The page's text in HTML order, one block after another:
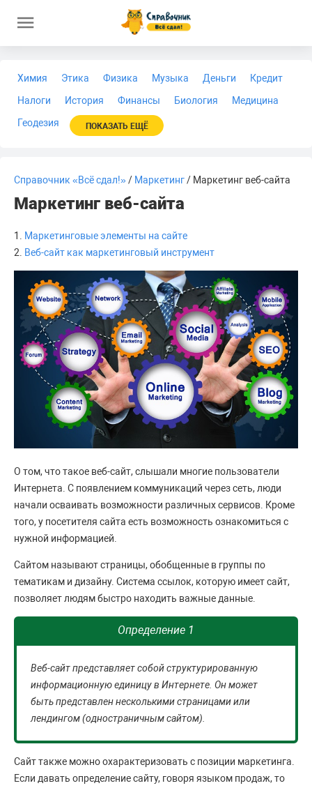
Химия Этика Физика Музыка Деньги
Кредит
Налоги
История Финансы Биология
Медицина
Геодезия
ПОКАЗАТЬ ЕЩЁ
Справочник «Всё сдал!»/ Маркетинг/ Маркетинг веб-сайта
Маркетинг веб-сайта
1.
Маркетинговые элементы на сайте
2.
Веб-сайт как маркетинговый инструмент
О том, что такое веб-сайт, слышали многие пользователи
Интернета. С появлением коммуникаций через сеть, люди
начали осваивать возможности различных сервисов. Кроме
того, у посетителя сайта есть возможность ознакомиться с
нужной информацией.
Сайтом называют страницы, обобщенные в группы по
тематикам и дизайну. Система ссылок, которую имеет сайт,
позволяет людям быстро находить важные данные.
Определение 1
Веб-сайт представляет собой структурированную
информационную единицу в Интернете. Он может
быть представлен несколькими страницами или
лендингом (одностраничным сайтом).
Сайт также можно охарактеризовать с позиции маркетинга.
Если давать определение сайту, говоря языком продаж, то